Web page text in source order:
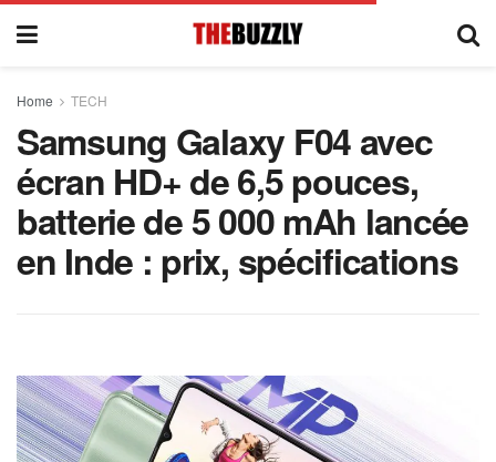
Home TECH
Samsung Galaxy F04 avec
écran HD+ de 6,5 pouces,
batterie de 5 000 mAh lancée
en Inde : prix, spécifications